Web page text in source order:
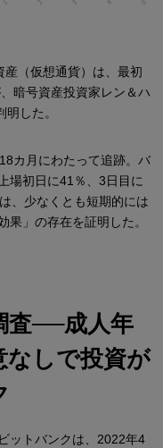
（仮想通貨）は、最初
暗号資産投資家レン＆ハ
した。
カ月にわたって追跡。バ
場初日に41％、3日目に
、少なくとも短期的には
果」の存在を証明した。
査──成人年
なしで投資が
ットバンクは、2022年4